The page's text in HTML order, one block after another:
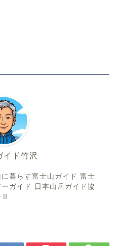
イド竹沢
暮らす富士山ガイド 富士
ガイド 日本山岳ガイド協